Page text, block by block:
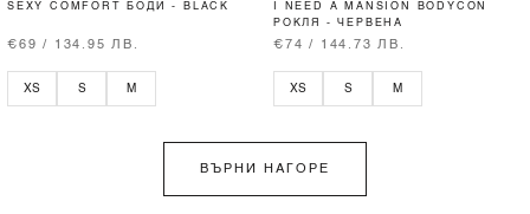
SEXY COMFORT БОДИ - BLACK
€69 / 134.95 ЛВ.
XS S M
I NEED A MANSION BODYCON
РОКЛЯ - ЧЕРВЕНА
€74 / 144.73 ЛВ.
XS S M
ВЪРНИ НАГОРЕ